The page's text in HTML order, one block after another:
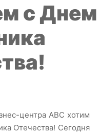
с Днем
центра ABC хотим
Отечества! Сегодня